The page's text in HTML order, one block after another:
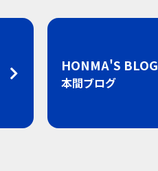
HONMA'S BLOG
本間ブログ